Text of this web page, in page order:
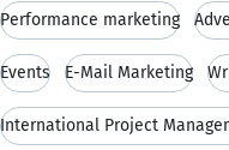
Performance marketing
Events E-Mail Marketing
International Project